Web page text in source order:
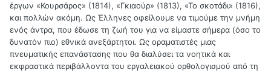
έργων «Κουρσάρος» (1814), «Γκιαούρ» (1813), «Το σκοτάδι» (1816),
και πολλών ακόμη. Ως Έλληνες οφείλουμε να τιμούμε την μνήμη
ενός άντρα, που έδωσε τη ζωή του για να είμαστε σήμερα (όσο το
δυνατόν πιο) εθνικά ανεξάρτητοι. Ως οραματιστές μιας
πνευματικής επανάστασης που θα διαλύσει τα νοητικά και
εκφραστικά περιβάλλοντα του εργαλειακού ορθολογισμού από τη